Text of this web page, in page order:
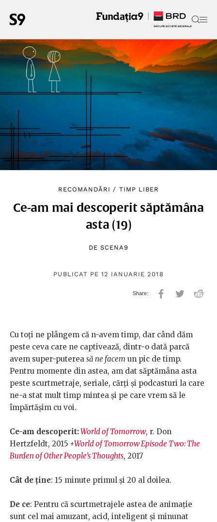
RECOMANDĂRI / TIMP LIBER
Ce-am mai descoperit săptămâna
asta (19)
DE SCENA9
PUBLICAT PE 12 IANUARIE 2018
Cu toți ne plângem că n-avem timp, dar când dăm
peste ceva care ne captivează, dintr-o dată parcă
avem super-puterea să ne facem un pic de timp.
Pentru momente din astea, am dat săptămâna asta
peste scurtmetraje, seriale, cărți și podcasturi la care
ne-a stat mult timp mintea și pe care vrem să le
împărtășim cu voi.
Ce-am descoperit:World of Tomorrow, r. Don
Hertzfeldt, 2015 +World of Tomorrow Episode Two: The
Burden of Other People’s Thoughts, 2017
Cât de ține: 15 minute primul și 20 al doilea.
De ce: Pentru că scurtmetrajele astea de animație
sunt cel mai amuzant, acid, inteligent și minunat